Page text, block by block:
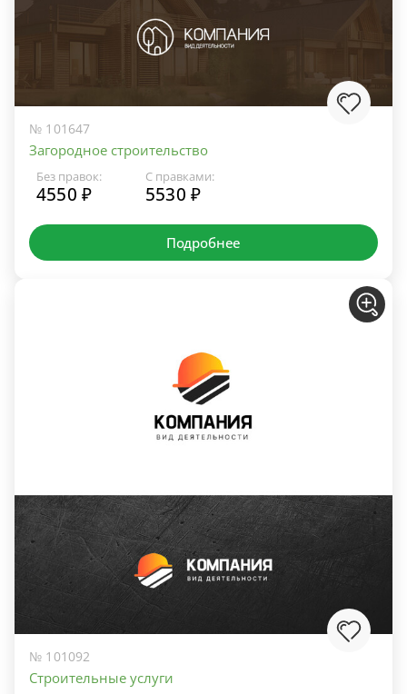
№ 101647
Загородное строительство
Без правок:
4550 ₽
С правками:
5530 ₽
Подробнее
№ 101092
Строительные услуги